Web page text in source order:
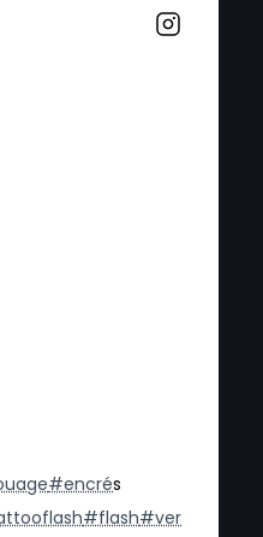
#encrés
#flash#ver